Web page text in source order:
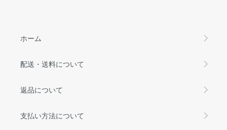
ホーム
配送・送料について
返品について
支払い方法について